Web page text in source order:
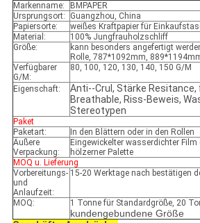
Markenname:
BMPAPER
Ursprungsort:
Guangzhou, China
Papiersorte:
weißes Kraftpapier für
Material:
100% Jungfrauholzschliff
Größe:
kann besonders angefertigt
Rolle, 787*1092mm,
Verfügbarer
G/M:
80, 100, 120, 130, 140, 150 G/M
Eigenschaft:
Anti--Crul, Stärke
Breathable, Riss-Beweis,
Stereotypen
Paket
Paketart:
In den Blättern oder in den Rollen
Äußere
Verpackung:
Eingewickelter wasserdichter
hölzerner Palette
MOQ u. Lieferung
Vorbereitungs-
und
Anlaufzeit:
15-20 Werktage nach bestätigen
MOQ: 1 Tonne für Standardgröße, 20
kundengebundene Größe